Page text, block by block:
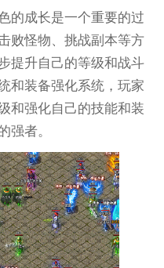
的成长是一个重要的过
败怪物、挑战副本等方
提升自己的等级和战斗
和装备强化系统，玩家
和强化自己的技能和装
强者。